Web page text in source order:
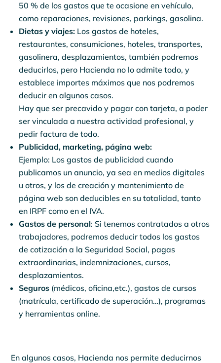
50 % de los gastos que te ocasione en vehículo,
como reparaciones, revisiones, parkings, gasolina.
Dietas y viajes: Los gastos de hoteles,
restaurantes, consumiciones, hoteles, transportes,
gasolinera, desplazamientos, también podremos
deducirlos, pero Hacienda no lo admite todo, y
establece importes máximos que nos podremos
deducir en algunos casos.
Hay que ser precavido y pagar con tarjeta, a poder
ser vinculada a nuestra actividad profesional, y
pedir factura de todo.
Publicidad, marketing, página web:
Ejemplo: Los gastos de publicidad cuando
publicamos un anuncio, ya sea en medios digitales
u otros, y los de creación y mantenimiento de
página web son deducibles en su totalidad, tanto
en IRPF como en el IVA.
Gastos de personal: Si tenemos contratados a otros
trabajadores, podremos deducir todos los gastos
de cotización a la Seguridad Social, pagas
extraordinarias, indemnizaciones, cursos,
desplazamientos.
Seguros (médicos, oficina,etc.), gastos de cursos
(matrícula, certificado de superación…), programas
y herramientas online.
En algunos casos, Hacienda nos permite deducirnos